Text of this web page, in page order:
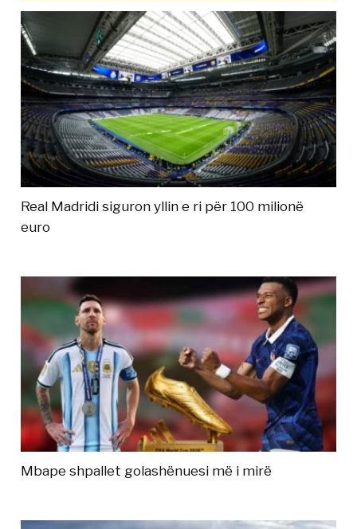
Real Madridi siguron yllin e ri për 100 milionë
euro
Mbape shpallet golashënuesi më i mirë